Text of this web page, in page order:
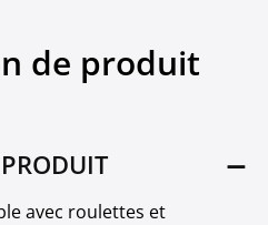
de produit
avec roulettes et